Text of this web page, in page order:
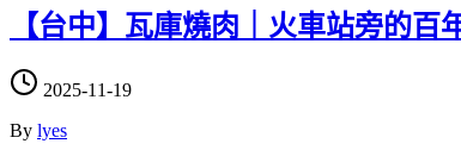
【台中】瓦庫燒肉｜火車站旁的
2025-11-19
By lyes